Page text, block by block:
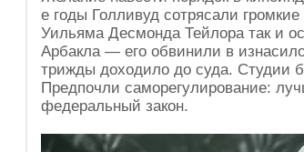
е годы Голливуд сотрясали
Уильяма Десмонда Тейлора так и
Арбакла — его обвинили в
трижды доходило до суда. Студии
Предпочли саморегулирование:
федеральный закон.